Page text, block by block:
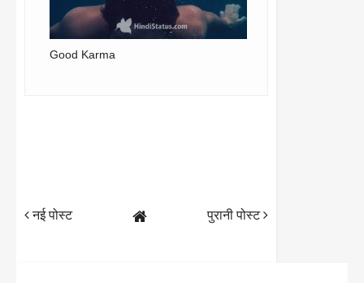
Good Karma
नई पोस्ट पुरानी पोस्ट